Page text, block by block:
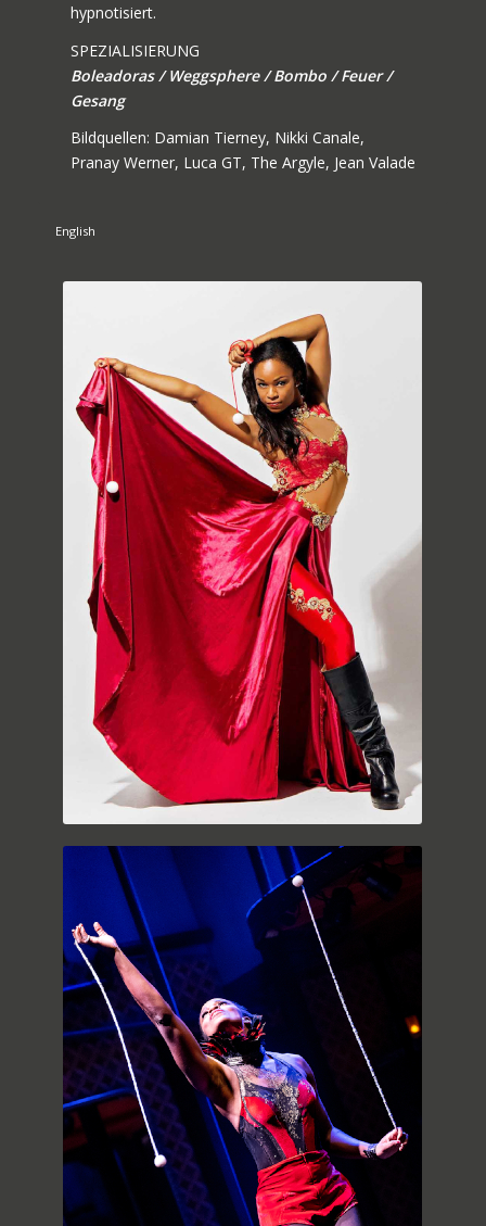
hypnotisiert.
SPEZIALISIERUNG
Boleadoras / Weggsphere / Bombo / Feuer /
Gesang
Bildquellen: Damian Tierney, Nikki Canale,
Pranay Werner, Luca GT, The Argyle, Jean Valade
English